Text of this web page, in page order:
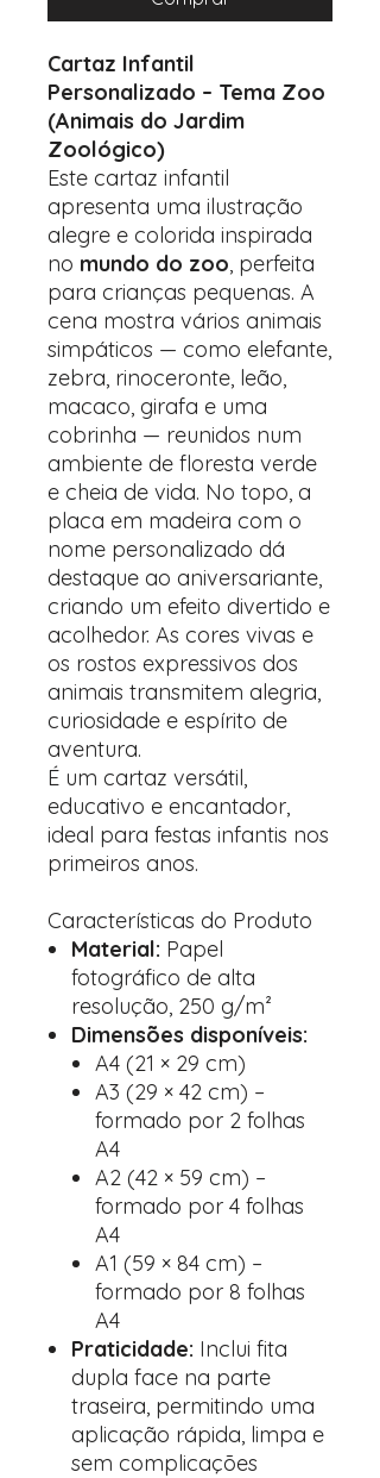
Cartaz Infantil
Personalizado – Tema Zoo
(Animais do Jardim
Zoológico)
Este cartaz infantil
apresenta uma ilustração
alegre e colorida inspirada
no mundo do zoo, perfeita
para crianças pequenas. A
cena mostra vários animais
simpáticos — como elefante,
zebra, rinoceronte, leão,
macaco, girafa e uma
cobrinha — reunidos num
ambiente de floresta verde
e cheia de vida. No topo, a
placa em madeira com o
nome personalizado dá
destaque ao aniversariante,
criando um efeito divertido e
acolhedor. As cores vivas e
os rostos expressivos dos
animais transmitem alegria,
curiosidade e espírito de
aventura.
É um cartaz versátil,
educativo e encantador,
ideal para festas infantis nos
primeiros anos.
Características do Produto
Material: Papel
fotográfico de alta
resolução, 250 g/m²
Dimensões disponíveis:
A4 (21 × 29 cm)
A3 (29 × 42 cm) –
formado por 2 folhas
A4
A2 (42 × 59 cm) –
formado por 4 folhas
A4
A1 (59 × 84 cm) –
formado por 8 folhas
A4
Praticidade: Inclui fita
dupla face na parte
traseira, permitindo uma
aplicação rápida, limpa e
sem complicações